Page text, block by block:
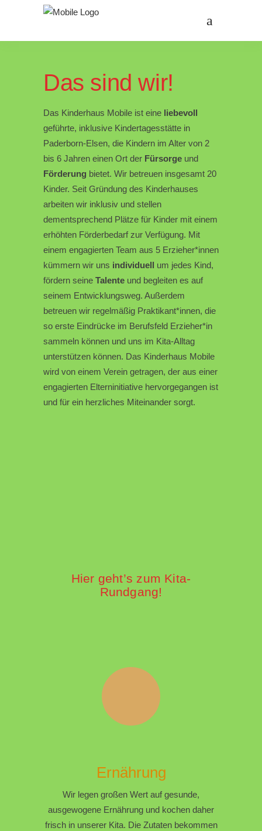
Das sind wir!
Das Kinderhaus Mobile ist eine liebevoll
geführte, inklusive Kindertagesstätte in
Paderborn-Elsen, die Kindern im Alter von 2
bis 6 Jahren einen Ort der Fürsorge und
Förderung bietet. Wir betreuen insgesamt 20
Kinder. Seit Gründung des Kinderhauses
arbeiten wir inklusiv und stellen
dementsprechend Plätze für Kinder mit einem
erhöhten Förderbedarf zur Verfügung. Mit
einem engagierten Team aus 5 Erzieher*innen
kümmern wir uns individuell um jedes Kind,
fördern seine Talente und begleiten es auf
seinem Entwicklungsweg. Außerdem
betreuen wir regelmäßig Praktikant*innen, die
so erste Eindrücke im Berufsfeld Erzieher*in
sammeln können und uns im Kita-Alltag
unterstützen können. Das Kinderhaus Mobile
wird von einem Verein getragen, der aus einer
engagierten Elterninitiative hervorgegangen ist
und für ein herzliches Miteinander sorgt.
Hier geht’s zum Kita-
Rundgang!
Ernährung
Wir legen großen Wert auf gesunde,
ausgewogene Ernährung und kochen daher
frisch in unserer Kita. Die Zutaten bekommen